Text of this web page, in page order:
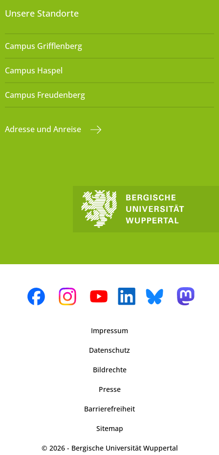
Unsere Standorte
Campus Grifflenberg
Campus Haspel
Campus Freudenberg
Adresse und Anreise
Impressum
Datenschutz
Bildrechte
Presse
Barrierefreiheit
Sitemap
© 2026 - Bergische Universität Wuppertal